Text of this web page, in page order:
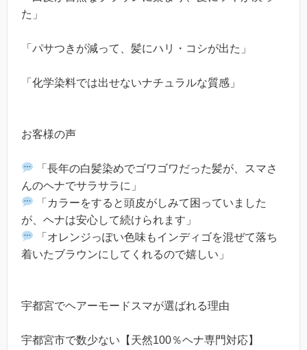
た」
「パサつきが減って、髪にハリ・コシが出た」
「化学染料では出せないナチュラルな質感」
お客様の声
「長年の白髪染めでゴワゴワだった髪が、スマさ
んのヘナでサラサラに」
「カラーをすると頭皮がしみて困っていました
が、ヘナは安心して続けられます」
「オレンジっぽい色味もインディゴを混ぜて落ち
着いたブラウンにしてくれるので嬉しい」
宇都宮でヘアーモードスマが選ばれる理由
宇都宮市で数少ない【天然100％ヘナ専門対応】